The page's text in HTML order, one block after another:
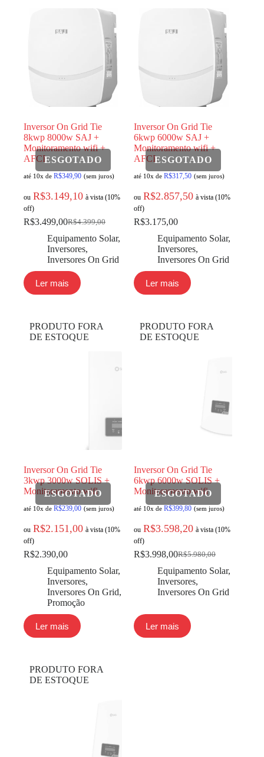
Inversor On Grid Tie
8kwp 8000w SAJ +
Monitoramento wifi +
AFCI
até 10x de R$349,90 (sem juros)
ou R$3.149,10 à vista (10%
off)
R$4.399,00
R$3.499,00
Equipamento Solar,
Inversores,
Inversores On Grid
Ler mais
Inversor On Grid Tie
6kwp 6000w SAJ +
Monitoramento wifi +
AFCI
até 10x de R$317,50 (sem juros)
ou R$2.857,50 à vista (10%
off)
R$3.175,00
Equipamento Solar,
Inversores,
Inversores On Grid
Ler mais
PRODUTO FORA
DE ESTOQUE
Inversor On Grid Tie
3kwp 3000w SOLIS +
Monitoramento wifi
até 10x de R$239,00 (sem juros)
ou R$2.151,00 à vista (10%
off)
R$2.390,00
Equipamento Solar,
Inversores,
Inversores On Grid,
Promoção
Ler mais
PRODUTO FORA
DE ESTOQUE
Inversor On Grid Tie
6kwp 6000w SOLIS +
Monitoramento wifi
até 10x de R$399,80 (sem juros)
ou R$3.598,20 à vista (10%
off)
R$5.980,00
R$3.998,00
Equipamento Solar,
Inversores,
Inversores On Grid
Ler mais
PRODUTO FORA
DE ESTOQUE